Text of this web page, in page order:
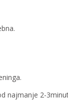
najmanje 2-